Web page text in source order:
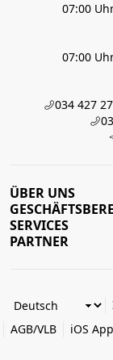
07:00
07:00
034 427
ÜBER UNS
SERVICES
PARTNER
AGB/VLB
iOS App